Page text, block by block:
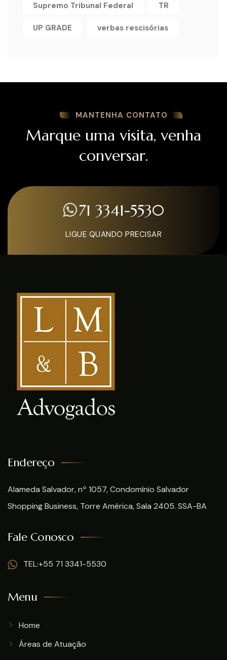
Supremo Tribunal Federal TR
UP GRADE verbas rescisórias
MANTENHA CONTATO
Marque uma visita, venha
conversar.
71 3341-5530
LIGUE QUANDO PRECISAR
Endereço
Alameda Salvador, nº 1057, Condomínio Salvador
Shopping Business, Torre América, Sala 2405. SSA-BA
Fale Conosco
TEL:+55 71 3341-5530
Menu
Home
Áreas de Atuação